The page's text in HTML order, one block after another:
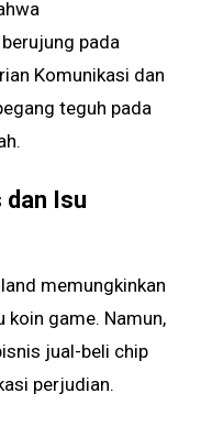
pada
Komunikasi dan
teguh pada
dan Isu
memungkinkan
koin game. Namun,
jual-beli chip
perjudian.